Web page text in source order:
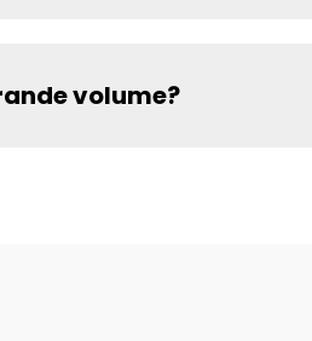
volume?